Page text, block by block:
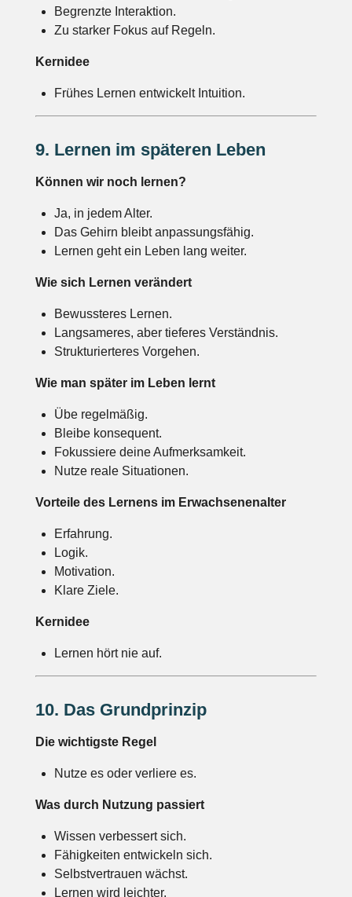
Begrenzte Interaktion.
Zu starker Fokus auf Regeln.
Kernidee
Frühes Lernen entwickelt Intuition.
9. Lernen im späteren Leben
Können wir noch lernen?
Ja, in jedem Alter.
Das Gehirn bleibt anpassungsfähig.
Lernen geht ein Leben lang weiter.
Wie sich Lernen verändert
Bewussteres Lernen.
Langsameres, aber tieferes Verständnis.
Strukturierteres Vorgehen.
Wie man später im Leben lernt
Übe regelmäßig.
Bleibe konsequent.
Fokussiere deine Aufmerksamkeit.
Nutze reale Situationen.
Vorteile des Lernens im Erwachsenenalter
Erfahrung.
Logik.
Motivation.
Klare Ziele.
Kernidee
Lernen hört nie auf.
10. Das Grundprinzip
Die wichtigste Regel
Nutze es oder verliere es.
Was durch Nutzung passiert
Wissen verbessert sich.
Fähigkeiten entwickeln sich.
Selbstvertrauen wächst.
Lernen wird leichter.